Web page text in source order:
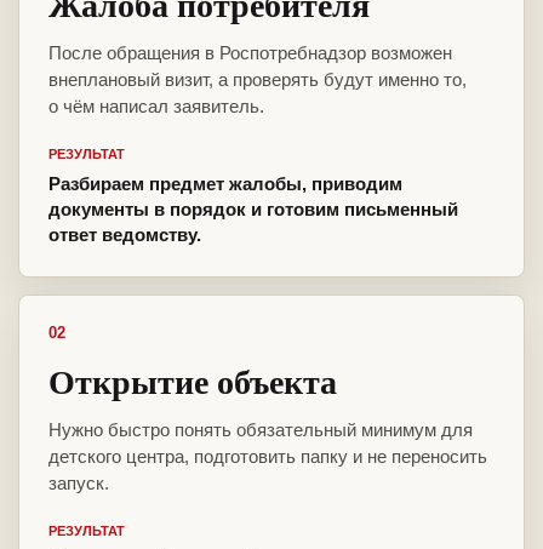
После обращения в Роспотребнадзор возможен
внеплановый визит, а проверять будут именно то,
о чём написал заявитель.
РЕЗУЛЬТАТ
Разбираем предмет жалобы, приводим
документы в порядок и готовим письменный
ответ ведомству.
02
Открытие объекта
Нужно быстро понять обязательный минимум для
детского центра, подготовить папку и не переносить
запуск.
РЕЗУЛЬТАТ